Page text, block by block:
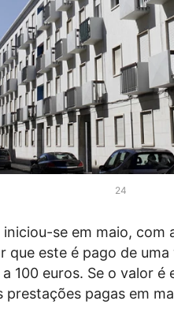
24
se em maio, com
que este é pago de
100 euros. Se o valor é
prestações pagas em